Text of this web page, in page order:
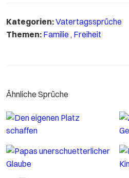
Kategorien:Vatertagssprüche
Themen: Familie, Freiheit
Ähnliche Sprüche